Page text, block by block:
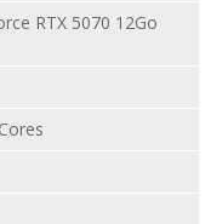
RTX 5070 12Go